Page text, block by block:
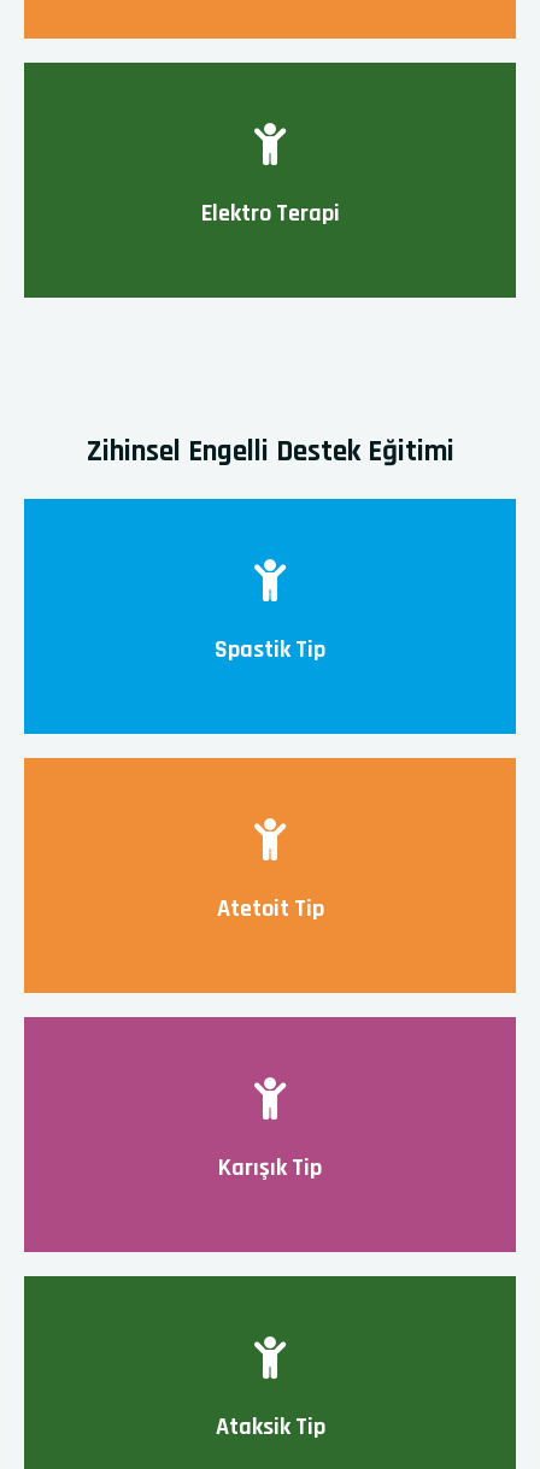
Elektro Terapi
Zihinsel Engelli Destek Eğitimi
Spastik Tip
Atetoit Tip
Karışık Tip
Ataksik Tip